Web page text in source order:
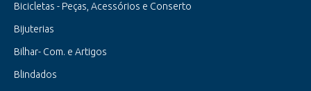
Bicicletas - Peças, Acessórios e Conserto
Bijuterias
Bilhar- Com. e Artigos
Blindados